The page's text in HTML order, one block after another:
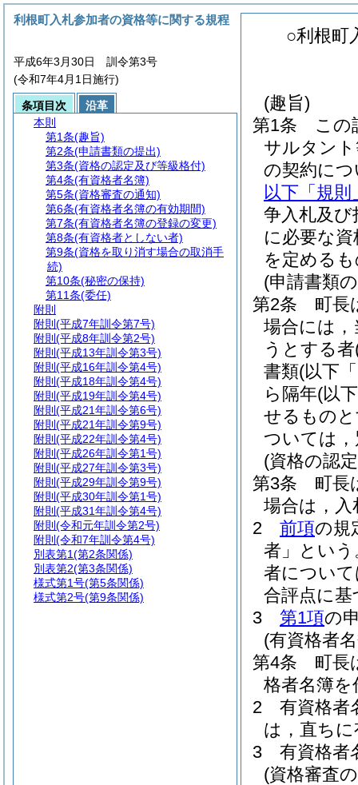
○利根町
(趣旨)
第1条
この
サルタン
の契約に
以下「規
争入札及び
に必要な
を定める
(申請書類
第2条
町長
場合には
うとする者
書類(以下
ら隔年(以
せるもの
ついては
(資格の認
第3条
町長
場合は，
2
前項の規
者」という
者につい
合評点に
3
第1項の
(有資格者
第4条
町長
格者名簿
2
有資格者
は，直ち
3
有資格者
(資格審査
利根町入札参加者の資格等に関する規程
平成6年3月30日 訓令第3号
(令和7年4月1日施行)
条項目次
沿革
本則
第1条(趣旨)
第2条(申請書類の提出)
第3条(資格の認定及び等級格付)
第4条(有資格者名簿)
第5条(資格審査の通知)
第6条(有資格者名簿の有効期間)
第7条(有資格者名簿の登録の変更)
第8条(有資格者としない者)
第9条(資格を取り消す場合の取消手
続)
第10条(秘密の保持)
第11条(委任)
附則
附則 (平成7年訓令第7号)
附則 (平成8年訓令第2号)
附則 (平成13年訓令第3号)
附則 (平成16年訓令第4号)
附則 (平成18年訓令第4号)
附則 (平成19年訓令第4号)
附則 (平成21年訓令第6号)
附則 (平成21年訓令第9号)
附則 (平成22年訓令第4号)
附則 (平成26年訓令第1号)
附則 (平成27年訓令第3号)
附則 (平成29年訓令第9号)
附則 (平成30年訓令第1号)
附則 (平成31年訓令第4号)
附則 (令和元年訓令第2号)
附則 (令和7年訓令第4号)
別表第1(第2条関係)
別表第2(第3条関係)
様式第1号(第5条関係)
様式第2号(第9条関係)